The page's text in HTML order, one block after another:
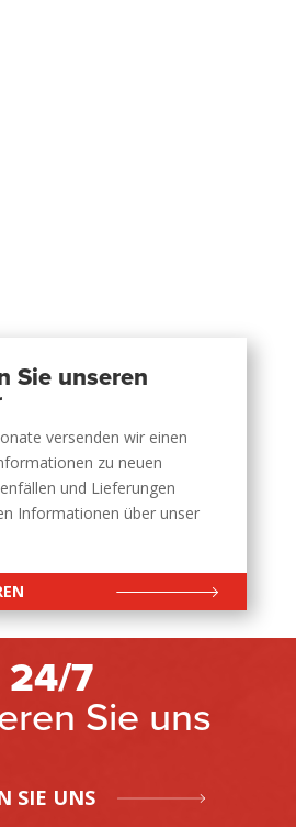
Sie unseren
versenden wir einen
zu neuen
und Lieferungen
Informationen über unser
7
Sie uns
SIE UNS